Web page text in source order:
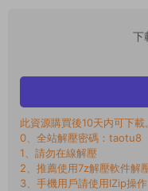
下
此資源購買後10天内可下載。
0、全站解壓密碼：taotu8
1、請勿在線解壓
2、推薦使用7z解壓軟件解
3、手機用戶請使用IZip操作